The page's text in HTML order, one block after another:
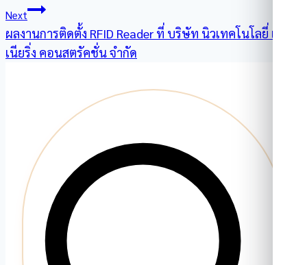
Next
ผลงานการติดตั้ง RFID Reader ที่ บริษัท นิวเทคโนโลยี่ เอ็นจิ
เนียริ่ง คอนสตรัคชั่น จำกัด